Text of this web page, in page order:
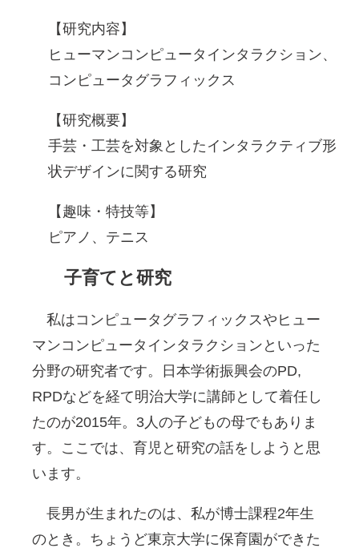
【研究内容】
ヒューマンコンピュータインタラクション、
コンピュータグラフィックス
【研究概要】
手芸・工芸を対象としたインタラクティブ形
状デザインに関する研究
【趣味・特技等】
ピアノ、テニス
子育てと研究
私はコンピュータグラフィックスやヒュー
マンコンピュータインタラクションといった
分野の研究者です。日本学術振興会のPD,
RPDなどを経て明治大学に講師として着任し
たのが2015年。3人の子どもの母でもありま
す。ここでは、育児と研究の話をしようと思
います。
長男が生まれたのは、私が博士課程2年生
のとき。ちょうど東京大学に保育園ができた